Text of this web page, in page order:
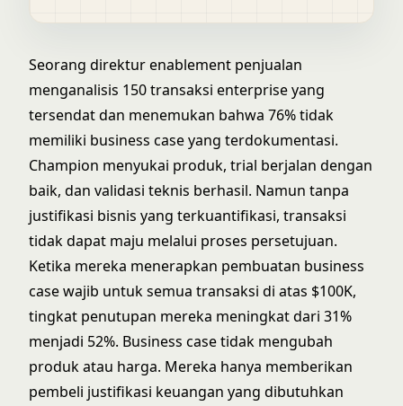
Seorang direktur enablement penjualan
menganalisis 150 transaksi enterprise yang
tersendat dan menemukan bahwa 76% tidak
memiliki business case yang terdokumentasi.
Champion menyukai produk, trial berjalan dengan
baik, dan validasi teknis berhasil. Namun tanpa
justifikasi bisnis yang terkuantifikasi, transaksi
tidak dapat maju melalui proses persetujuan.
Ketika mereka menerapkan pembuatan business
case wajib untuk semua transaksi di atas $100K,
tingkat penutupan mereka meningkat dari 31%
menjadi 52%. Business case tidak mengubah
produk atau harga. Mereka hanya memberikan
pembeli justifikasi keuangan yang dibutuhkan